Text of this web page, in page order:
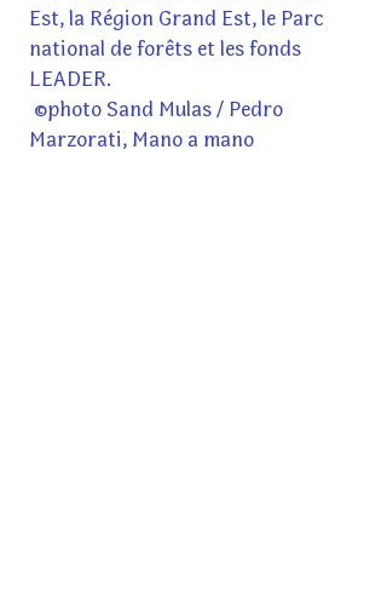
Est, la Région Grand Est, le Parc
national de forêts et les fonds
LEADER.
©photo Sand Mulas / Pedro
Marzorati, Mano a mano